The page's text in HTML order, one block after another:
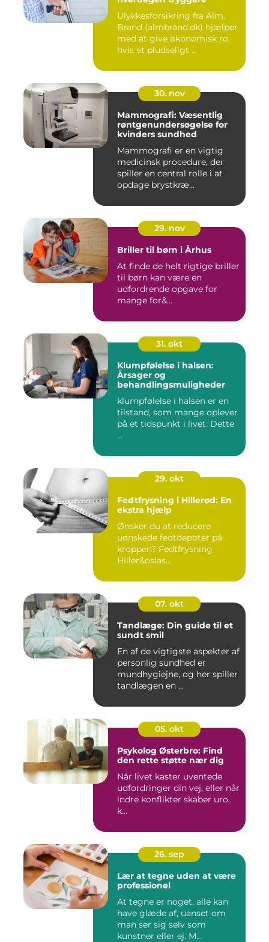
Ulykkesforsikring fra Alm.
Brand (almbrand.dk) hjælper
med at give økonomisk ro,
hvis et pludseligt ...
30. nov
Mammografi: Væsentlig
røntgenundersøgelse for
kvinders sundhed
Mammografi er en vigtig
medicinsk procedure, der
spiller en central rolle i at
opdage brystkræ...
29. nov
Briller til børn i Århus
At finde de helt rigtige briller
til børn kan være en
udfordrende opgave for
mange for&...
31. okt
Klumpfølelse i halsen:
Årsager og
behandlingsmuligheder
klumpfølelse i halsen er en
tilstand, som mange oplever
på et tidspunkt i livet. Dette
...
29. okt
Fedtfrysning i Hillerød: En
ekstra hjælp
Ønsker du at reducere
uønskede fedtdepoter på
kroppen? Fedtfrysning
Hiller&oslas...
07. okt
Tandlæge: Din guide til et
sundt smil
En af de vigtigste aspekter af
personlig sundhed er
mundhygiejne, og her spiller
tandlægen en ...
05. okt
Psykolog Østerbro: Find
den rette støtte nær dig
Når livet kaster uventede
udfordringer din vej, eller når
indre konflikter skaber uro,
k...
26. sep
Lær at tegne uden at være
professionel
At tegne er noget, alle kan
have glæde af, uanset om
man ser sig selv som
kunstner eller ej. M...